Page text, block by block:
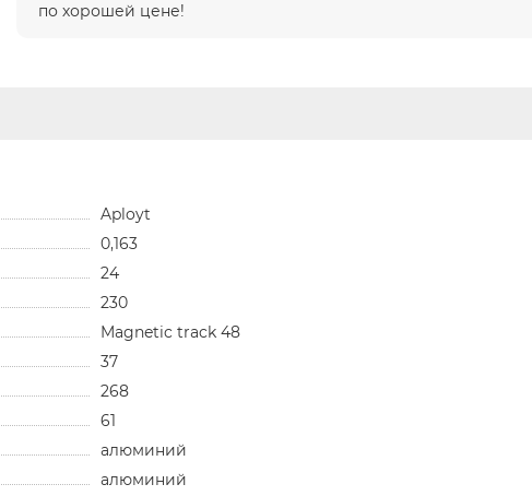
по хорошей цене!
Aployt
0,163
24
230
Magnetic track 48
37
268
61
алюминий
алюминий